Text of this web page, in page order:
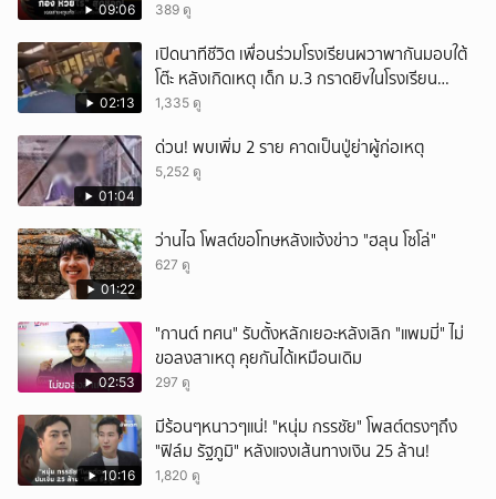
09:06 389 ดู
02:13
เปิดนาทีชีวิต เพื่อนร่วมโรงเรียนผวาพากันมอบใต้
โต๊ะ หลังเกิดเหตุ เด็ก ม.3 กราดยิvในโรงเรียน
เทพศิรินทร์นนท์ แบบไม่เลือกหน้า เสียงปืนดังสนั่น
1,335 ดู
01:04
ด่วน! พบเพิ่ม 2 ราย คาดเป็นปู่ย่าผู้ก่อเหตุ
5,252 ดู
01:22
ว่านไฉ โพสต์ขอโทษหลังแจ้งข่าว "ฮลุน โซโล่"
627 ดู
02:53
"กานต์ ทศน" รับตั้งหลักเยอะหลังเลิก "แพมมี่" ไม่
ขอลงสาเหตุ คุยกันได้เหมือนเดิม
297 ดู
10:16
มีร้อนๆหนาวๆแน่! "หนุ่ม กรรชัย" โพสต์ตรงๆถึง
"ฟิล์ม รัฐภูมิ" หลังแจงเส้นทางเงิน 25 ล้าน!
1,820 ดู